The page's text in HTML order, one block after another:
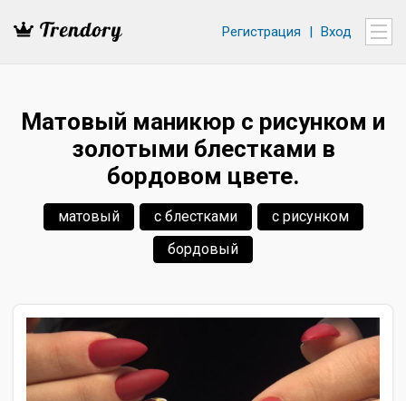
Регистрация | Вход
Матовый маникюр с рисунком и
золотыми блестками в
бордовом цвете.
матовый с блестками
с рисунком
бордовый